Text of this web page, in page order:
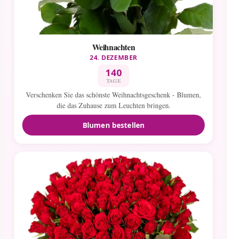
Weihnachten
24. DEZEMBER
140
TAGE
Verschenken Sie das schönste Weihnachtsgeschenk - Blumen,
die das Zuhause zum Leuchten bringen.
Blumen bestellen